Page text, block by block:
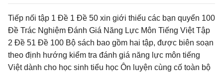
Tiếp nối tập 1 Đề 1 Đề 50 xin giới thiếu các bạn quyển 100
Đề Trác Nghiệm Đánh Giá Năng Lực Môn Tiếng Việt Tập
2 Đề 51 Đề 100 Bộ sách bao gồm hai tập, được biên soạn
theo định hướng kiểm tra đánh giá năng lực môn tiếng
Việt dành cho học sinh tiểu học Ôn luyện cùng cố toàn bộ